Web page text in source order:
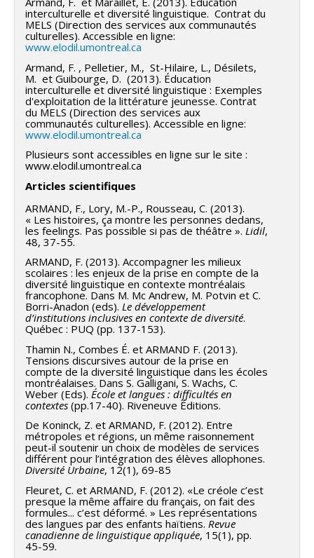
interculturelle et diversité linguistique. Contrat du
MELS (Direction des services aux communautés
culturelles). Accessible en ligne:
www.elodil.umontreal.ca
Armand, F. , Pelletier, M., St-Hilaire, L., Désilets,
M. et Guibourge, D. (2013). Éducation
interculturelle et diversité linguistique : Exemples
d'exploitation de la littérature jeunesse. Contrat
du MELS (Direction des services aux
communautés culturelles). Accessible en ligne:
www.elodil.umontreal.ca
Plusieurs sont accessibles en ligne sur le site :
www.elodil.umontreal.ca
Articles scientifiques
ARMAND, F., Lory, M.-P., Rousseau, C. (2013).
« Les histoires, ça montre les personnes dedans,
les feelings. Pas possible si pas de théâtre ». Lidil,
48, 37-55.
ARMAND, F. (2013). Accompagner les milieux
scolaires : les enjeux de la prise en compte de la
diversité linguistique en contexte montréalais
francophone. Dans M. Mc Andrew, M. Potvin et C.
Borri-Anadon (eds). Le développement
d’institutions inclusives en contexte de diversité.
Québec : PUQ (pp. 137-153).
Thamin N., Combes É. et ARMAND F. (2013).
Tensions discursives autour de la prise en
compte de la diversité linguistique dans les écoles
montréalaises. Dans S. Galligani, S. Wachs, C.
Weber (Eds). École et langues : difficultés en
contextes (pp.17-40). Riveneuve Éditions.
De Koninck, Z. et ARMAND, F. (2012). Entre
métropoles et régions, un même raisonnement
peut-il soutenir un choix de modèles de services
différent pour l’intégration des élèves allophones.
Diversité Urbaine, 12(1), 69-85
Fleuret, C. et ARMAND, F. (2012). «Le créole c’est
presque la même affaire du français, on fait des
formules... c’est déformé. » Les représentations
des langues par des enfants haïtiens. Revue
canadienne de linguistique appliquée, 15(1), pp.
45-59.